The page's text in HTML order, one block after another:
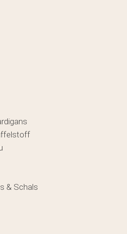
& Schals